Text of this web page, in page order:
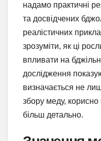
надамо практичні
та досвідчених
реалістичних
зрозуміти, як ці
впливати на
дослідження
визначається не
збору меду, корисно
більш детально.